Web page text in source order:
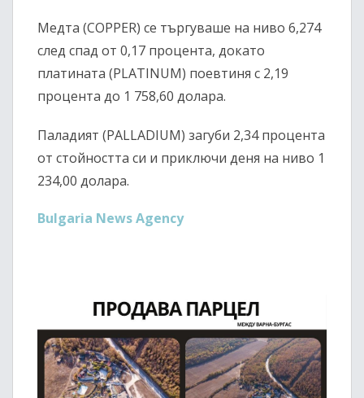
Медта (COPPER) се търгуваше на ниво 6,274
след спад от 0,17 процента, докато
платината (PLATINUM) поевтиня с 2,19
процента до 1 758,60 долара.
Паладият (PALLADIUM) загуби 2,34 процента
от стойността си и приключи деня на ниво 1
234,00 долара.
Bulgaria News Agency